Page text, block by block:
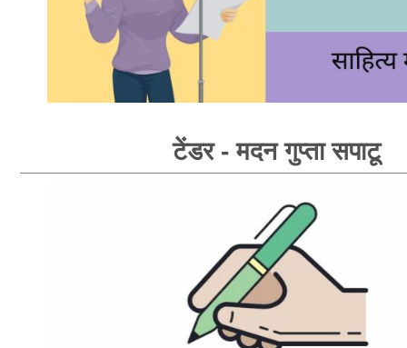
टेंडर - मदन गुप्ता सपाटू